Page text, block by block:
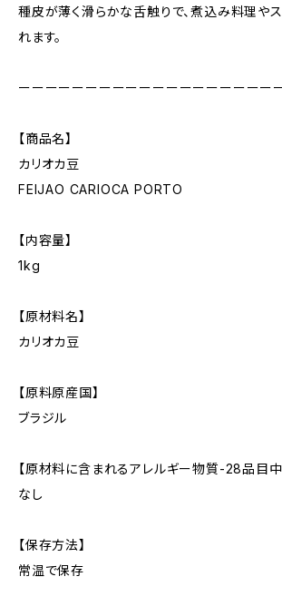
種皮が薄く滑らかな舌触りで、煮込み料理や
れます。
ーーーーーーーーーーーーーーーーーーー
【商品名】
カリオカ豆
FEIJAO CARIOCA PORTO
【内容量】
1kg
【原材料名】
カリオカ豆
【原料原産国】
ブラジル
【原材料に含まれるアレルギー物質-28品目中-
なし
【保存方法】
常温で保存